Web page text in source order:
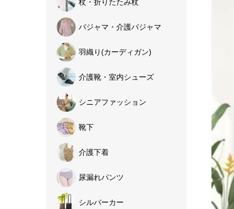
パジャマ・ 介護パジャマ
羽織り (カーディガン)
介護靴・ 室内シューズ
シニアファッション
靴下
介護下着
尿漏れパンツ
シルバーカー